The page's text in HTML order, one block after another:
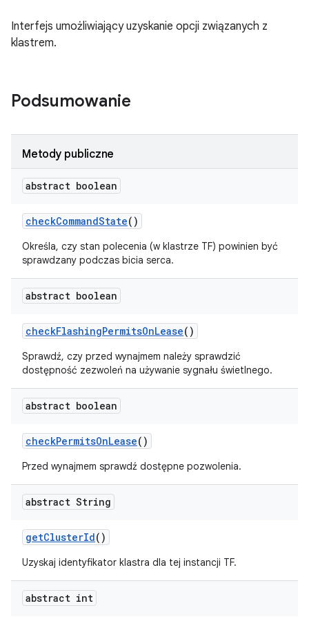
Interfejs umożliwiający uzyskanie opcji związanych z
klastrem.
Podsumowanie
Metody publiczne
abstract boolean
checkCommandState()
Określa, czy stan polecenia (w klastrze TF) powinien być
sprawdzany podczas bicia serca.
abstract boolean
checkFlashingPermitsOnLease()
Sprawdź, czy przed wynajmem należy sprawdzić
dostępność zezwoleń na używanie sygnału świetlnego.
abstract boolean
checkPermitsOnLease()
Przed wynajmem sprawdź dostępne pozwolenia.
abstract String
getClusterId()
Uzyskaj identyfikator klastra dla tej instancji TF.
abstract int